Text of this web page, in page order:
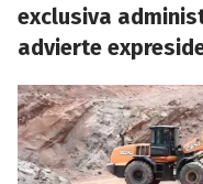
exclusiva
advierte